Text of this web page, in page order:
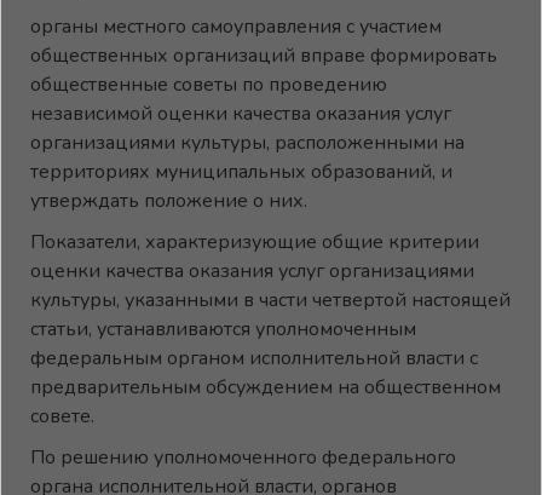
органы местного самоуправления с участием
общественных организаций вправе формировать
общественные советы по проведению
независимой оценки качества оказания услуг
организациями культуры, расположенными на
территориях муниципальных образований, и
утверждать положение о них.
Показатели, характеризующие общие критерии
оценки качества оказания услуг организациями
культуры, указанными в части четвертой настоящей
статьи, устанавливаются уполномоченным
федеральным органом исполнительной власти с
предварительным обсуждением на общественном
совете.
По решению уполномоченного федерального
органа исполнительной власти, органов